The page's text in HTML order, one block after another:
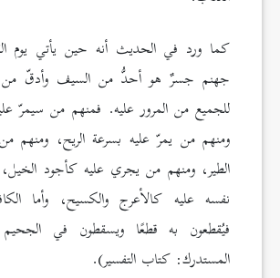
كما ورد في الحديث أنه حين يأتي يوم
جهنم جسرٌ هو أحدُّ من السيف وأدقّ من
للجميع من المرور عليه. فمنهم من سيمرّ
ومنهم من يمرّ عليه بسرعة الريح، ومنهم
الطير، ومنهم من يجري عليه كأجود
نفسه عليه كالأعرج والكسيح، وأما
فيُقطعون به قطعًا ويسقطون في الجحيم
المستدرك: كتاب التفسير).